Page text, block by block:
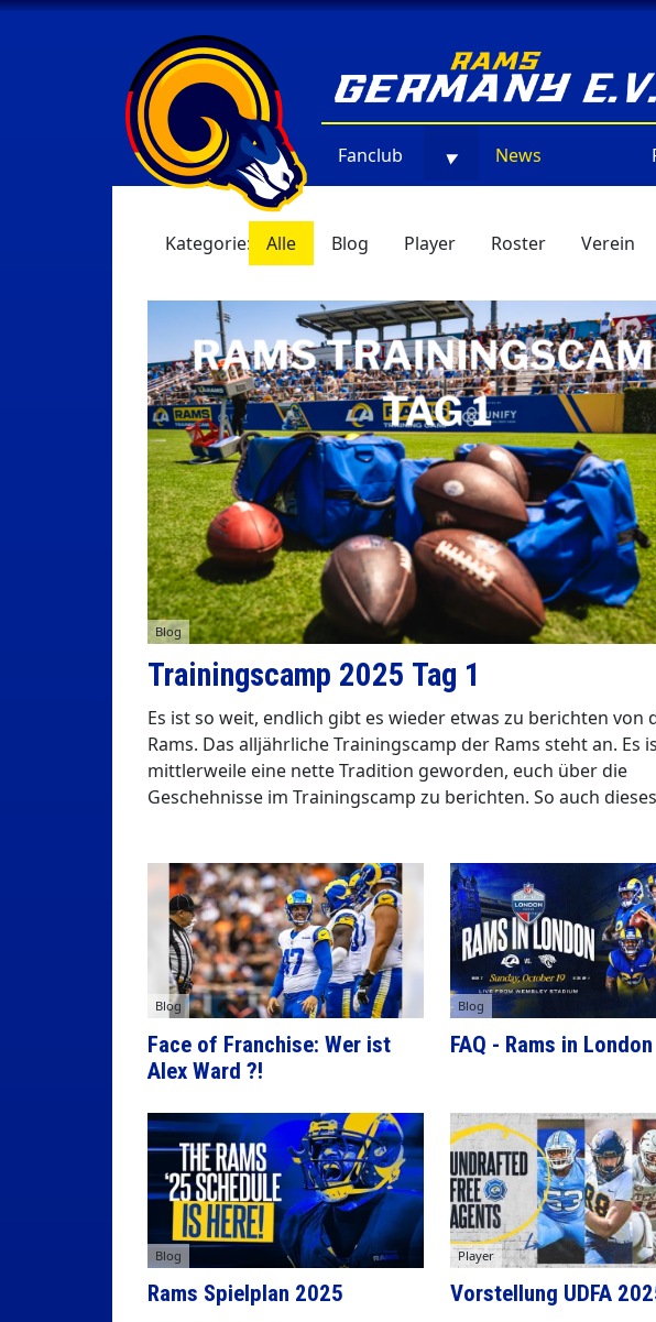
Fanclub ▼ News
Kategorie: Alle Blog Player Roster Verein
Blog
Trainingscamp 2025 Tag 1
Es ist so weit, endlich gibt es wieder etwas zu berichten von
Rams. Das alljährliche Trainingscamp der Rams steht an. Es
mittlerweile eine nette Tradition geworden, euch über die
Geschehnisse im Trainingscamp zu berichten. So auch
Blog
Face of Franchise: Wer ist
Alex Ward ?!
Blog
FAQ - Rams in London
Blog
Rams Spielplan 2025
Player
Vorstellung UDFA